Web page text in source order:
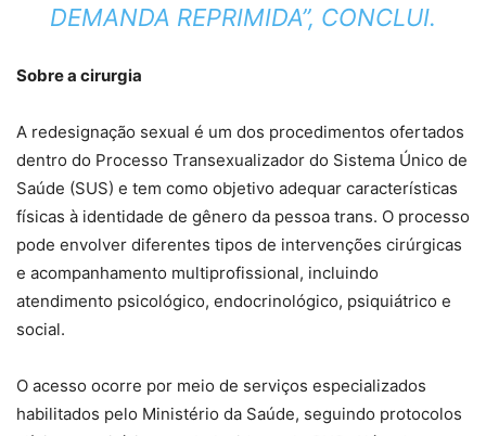
DEMANDA REPRIMIDA”, CONCLUI.
Sobre a cirurgia
A redesignação sexual é um dos procedimentos ofertados
dentro do Processo Transexualizador do Sistema Único de
Saúde (SUS) e tem como objetivo adequar características
físicas à identidade de gênero da pessoa trans. O processo
pode envolver diferentes tipos de intervenções cirúrgicas
e acompanhamento multiprofissional, incluindo
atendimento psicológico, endocrinológico, psiquiátrico e
social.
O acesso ocorre por meio de serviços especializados
habilitados pelo Ministério da Saúde, seguindo protocolos